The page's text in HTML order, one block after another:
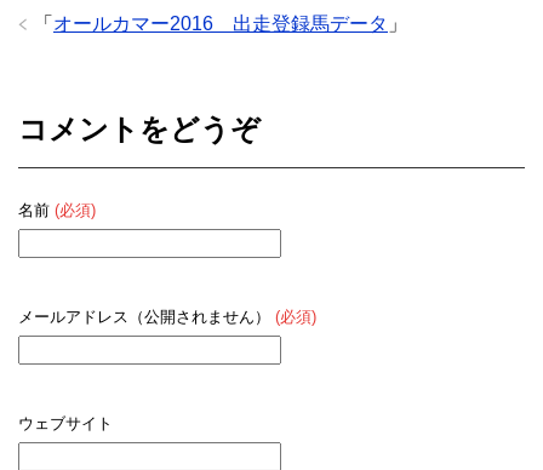
「 オールカマー2016 出走登録馬データ 」
コメントをどうぞ
名前 (必須)
メールアドレス（公開されません） (必須)
ウェブサイト